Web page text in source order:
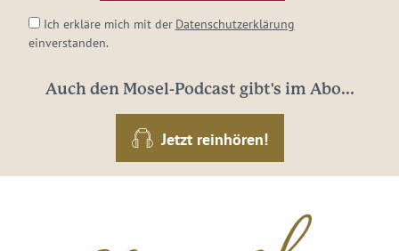
Ich erkläre mich mit der Datenschutzerklärung
einverstanden.
Auch den Mosel-Podcast gibt's im Abo...
Jetzt reinhören!